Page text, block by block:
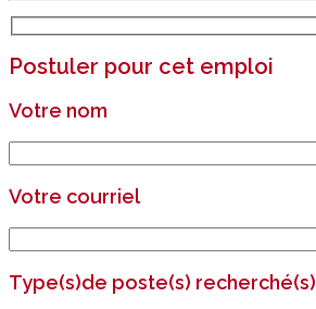
Postuler pour cet emploi
Votre nom
Votre courriel
Type(s)de poste(s) recherché(s)